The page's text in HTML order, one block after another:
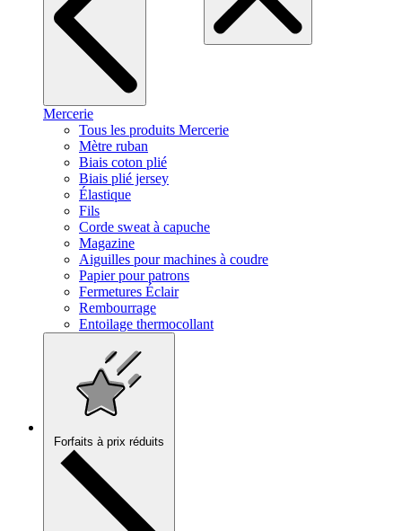
Mercerie
Tous les produits Mercerie
Mètre ruban
Biais coton plié
Biais plié jersey
Élastique
Fils
Corde sweat à capuche
Magazine
Aiguilles pour machines à coudre
Papier pour patrons
Fermetures Éclair
Rembourrage
Entoilage thermocollant
Forfaits à prix réduits